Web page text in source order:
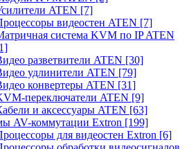
ATEN [7]
видеостен ATEN [7]
система KVM по IP ATEN
разветвители ATEN [30]
удлинители ATEN [79]
конвертеры ATEN [31]
переключатели ATEN [9]
и аксессуары ATEN [63]
AV-коммутации Extron [199]
для видеостен Extron [6]